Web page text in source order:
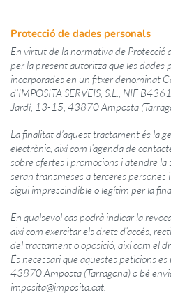
Protecció de dades personals
En virtut de la normativa de Protecció
per la present autoritza que les dades
incorporades en un fitxer denominat
d’IMPOSITASERVEIS, S.L., NIF
Jardí, 13-15, 43870 Amposta
La finalitat d’aquest tractament és la
electrònic, així com l’agenda de
sobre ofertes i promocions i atendre la
seran transmeses a terceres persones
sigui imprescindible o legítim per la
En qualsevol cas podrà indicar la
així com exercitar els drets d’accés,
del tractament o oposició, així com el
És necessari que aquestes peticions
43870 Amposta (Tarragona) o bé
imposita@imposita.cat.